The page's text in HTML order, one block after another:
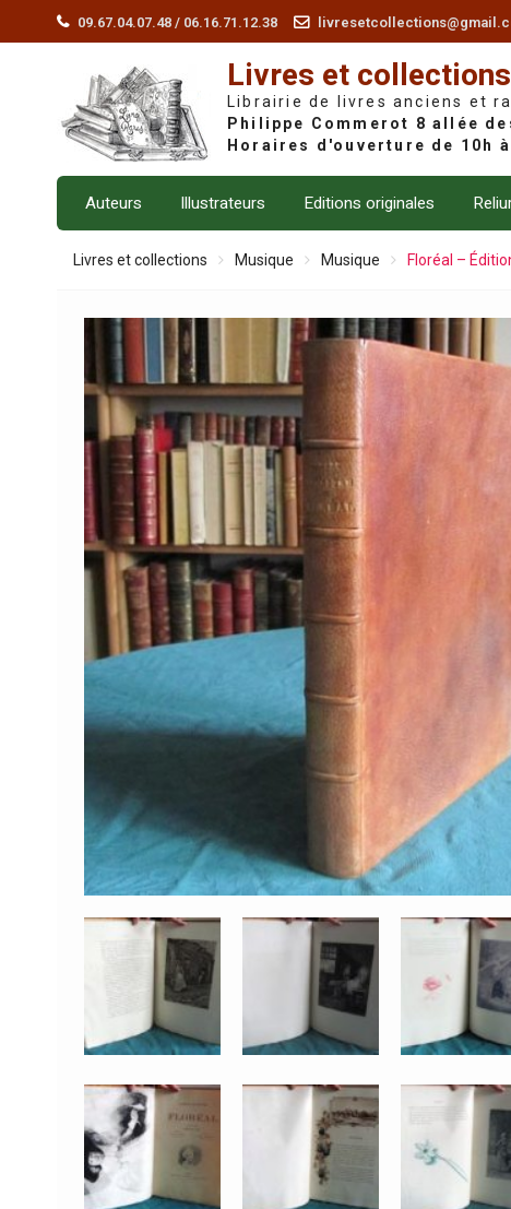
09.67.04.07.48 / 06.16.71.12.38
Livres et collections
Librairie de livres anciens et
Auteurs Illustrateurs Editions originales
Livres et collections Musique Musique Floréal –